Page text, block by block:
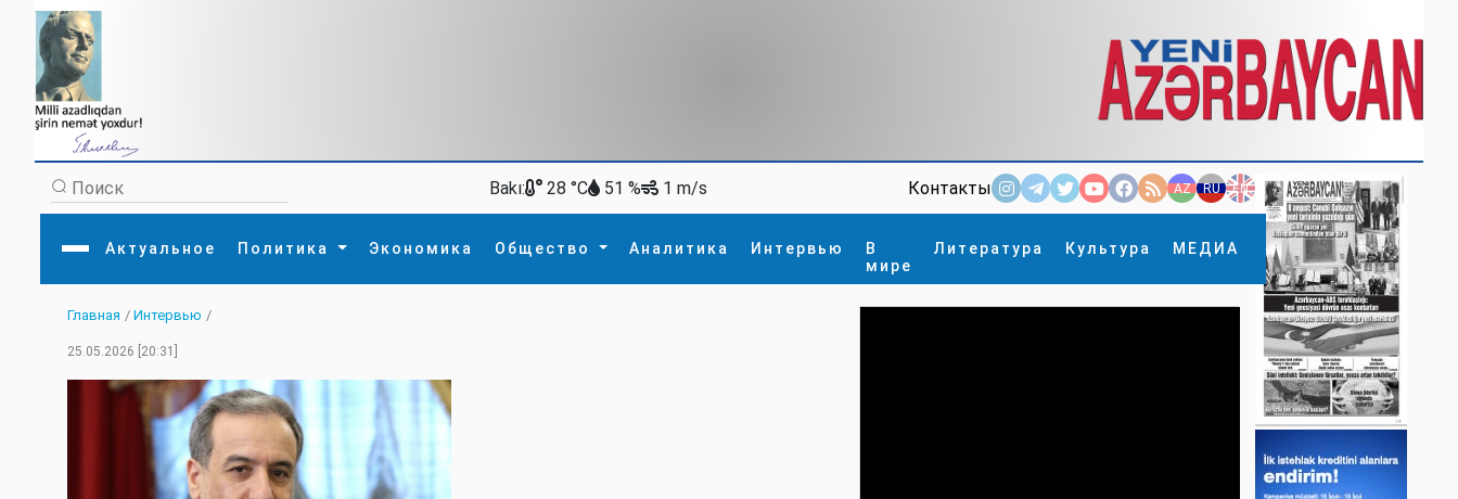
Bakı: 28 °C 51 % 1 m/s Контакты AZ RU EN
Актуальное Политика Экономика Общество Аналитика Интервью
В
мире
Литература Культура МЕДИА
×
Главная
Актуальное
Экономика
Аналитика
Культура
Интервью
Литература
МЕДИА
Внутренняя политикаНаука
Религия
Происшествие
Диаспора
Главная / Интервью /
25.05.2026 [20:31]